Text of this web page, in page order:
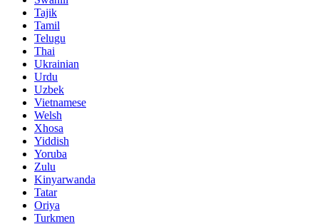
Tajik
Tamil
Telugu
Thai
Ukrainian
Urdu
Uzbek
Vietnamese
Welsh
Xhosa
Yiddish
Yoruba
Zulu
Kinyarwanda
Tatar
Oriya
Turkmen